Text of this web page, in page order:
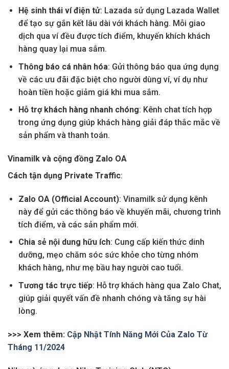
Hệ sinh thái ví điện tử: Lazada sử dụng Lazada Wallet
để tạo sự gắn kết lâu dài với khách hàng. Mỗi giao
dịch qua ví đều được tích điểm, khuyến khích khách
hàng quay lại mua sắm.
Thông báo cá nhân hóa: Gửi thông báo qua ứng dụng
về các ưu đãi đặc biệt cho người dùng ví, ví dụ như
hoàn tiền hoặc giảm giá khi mua sắm.
Hỗ trợ khách hàng nhanh chóng: Kênh chat tích hợp
trong ứng dụng giúp khách hàng giải đáp thắc mắc về
sản phẩm và thanh toán.
Vinamilk và cộng đồng Zalo OA
Cách tận dụng Private Traffic:
Zalo OA (Official Account): Vinamilk sử dụng kênh
này để gửi các thông báo về khuyến mãi, chương trình
tích điểm, và các sản phẩm mới.
Chia sẻ nội dung hữu ích: Cung cấp kiến thức dinh
dưỡng, mẹo chăm sóc sức khỏe cho từng nhóm
khách hàng, như mẹ bầu hay người cao tuổi.
Tương tác trực tiếp: Hỗ trợ khách hàng qua Zalo Chat,
giúp giải quyết vấn đề nhanh chóng và tăng sự hài
lòng.
>>> Xem thêm: Cập Nhật Tính Năng Mới Của Zalo Từ
Tháng 11/2024